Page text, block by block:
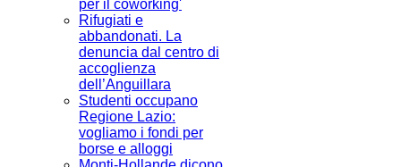
per il coworking'
Rifugiati e
abbandonati. La
denuncia dal centro di
accoglienza
dell’Anguillara
Studenti occupano
Regione Lazio:
vogliamo i fondi per
borse e alloggi